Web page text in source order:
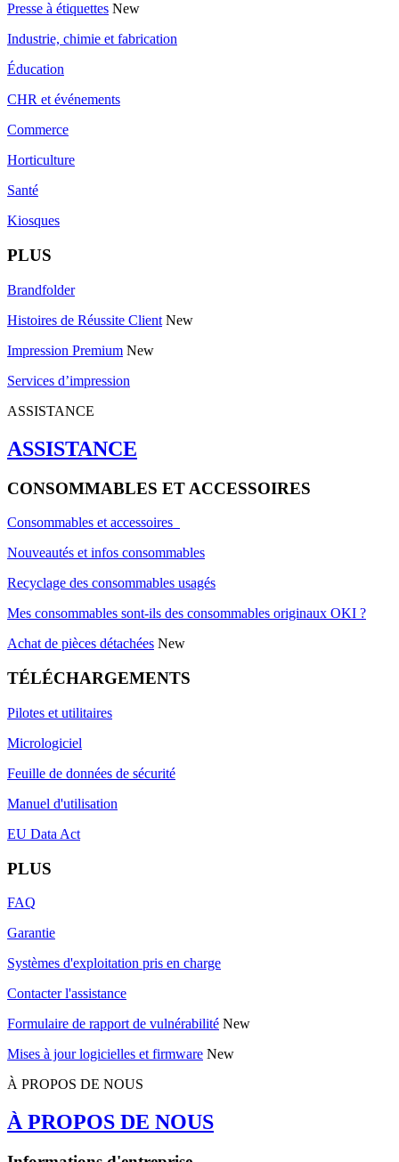
Presse à étiquettes New
Industrie, chimie et fabrication
Éducation
CHR et événements
Commerce
Horticulture
Santé
Kiosques
PLUS
Brandfolder
Histoires de Réussite Client New
Impression Premium New
Services d’impression
ASSISTANCE
ASSISTANCE
CONSOMMABLES ET ACCESSOIRES
Consommables et accessoires
Nouveautés et infos consommables
Recyclage des consommables usagés
Mes consommables sont-ils des consommables originaux OKI ?
Achat de pièces détachées New
TÉLÉCHARGEMENTS
Pilotes et utilitaires
Micrologiciel
Feuille de données de sécurité
Manuel d'utilisation
EU Data Act
PLUS
FAQ
Garantie
Systèmes d'exploitation pris en charge
Contacter l'assistance
Formulaire de rapport de vulnérabilité New
Mises à jour logicielles et firmware New
À PROPOS DE NOUS
À PROPOS DE NOUS